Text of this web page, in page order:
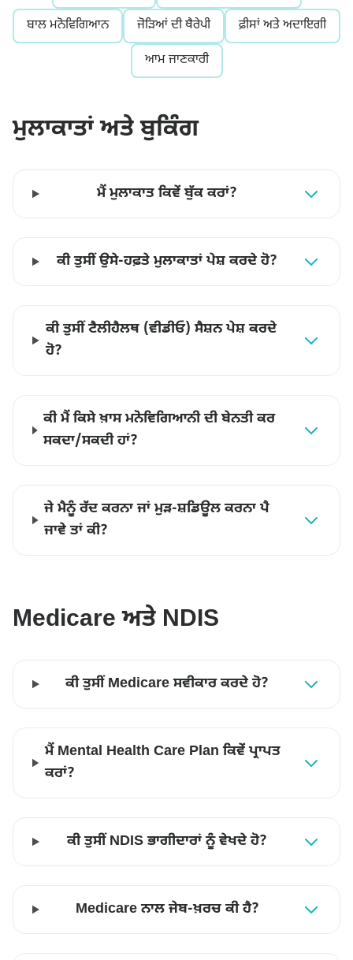
ਮੁਲਾਕਾਤ
ਬਾਲ ਮਨੋਵਿਗਿਆਨ ਜੋੜਿਆਂ ਦੀ ਥੈਰੇਪੀ ਫ਼ੀਸਾਂ ਅਤੇ ਅਦਾਇਗੀ
ਆਮ ਜਾਣਕਾਰੀ
ਮੁਲਾਕਾਤਾਂ ਅਤੇ ਬੁਕਿੰਗ
ਮੈਂ ਮੁਲਾਕਾਤ ਕਿਵੇਂ ਬੁੱਕ ਕਰਾਂ?
ਕੀ ਤੁਸੀਂ ਉਸੇ-ਹਫ਼ਤੇ ਮੁਲਾਕਾਤਾਂ ਪੇਸ਼ ਕਰਦੇ ਹੋ?
ਕੀ ਤੁਸੀਂ ਟੈਲੀਹੈਲਥ (ਵੀਡੀਓ) ਸੈਸ਼ਨ ਪੇਸ਼ ਕਰਦੇ
ਹੋ?
ਕੀ ਮੈਂ ਕਿਸੇ ਖ਼ਾਸ ਮਨੋਵਿਗਿਆਨੀ ਦੀ ਬੇਨਤੀ ਕਰ
ਸਕਦਾ/ਸਕਦੀ ਹਾਂ?
ਜੇ ਮੈਨੂੰ ਰੱਦ ਕਰਨਾ ਜਾਂ ਮੁੜ-ਸ਼ਡਿਊਲ ਕਰਨਾ ਪੈ
ਜਾਵੇ ਤਾਂ ਕੀ?
Medicare ਅਤੇ NDIS
ਕੀ ਤੁਸੀਂ Medicare ਸਵੀਕਾਰ ਕਰਦੇ ਹੋ?
ਮੈਂ Mental Health Care Plan ਕਿਵੇਂ ਪ੍ਰਾਪਤ
ਕਰਾਂ?
ਕੀ ਤੁਸੀਂ NDIS ਭਾਗੀਦਾਰਾਂ ਨੂੰ ਵੇਖਦੇ ਹੋ?
Medicare ਨਾਲ ਜੇਬ-ਖ਼ਰਚ ਕੀ ਹੈ?